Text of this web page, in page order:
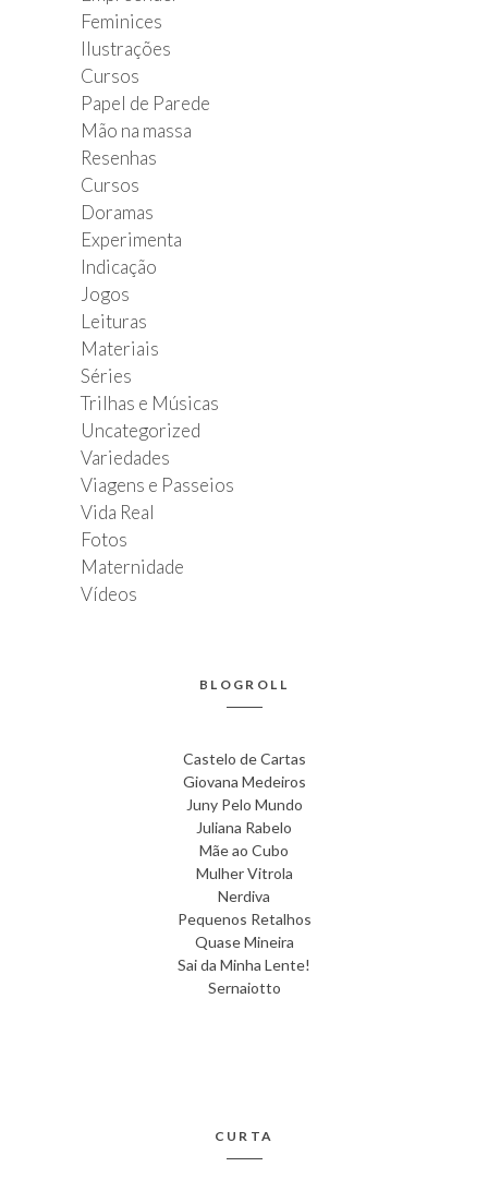
Feminices
Ilustrações
Cursos
Papel de Parede
Mão na massa
Resenhas
Cursos
Doramas
Experimenta
Indicação
Jogos
Leituras
Materiais
Séries
Trilhas e Músicas
Uncategorized
Variedades
Viagens e Passeios
Vida Real
Fotos
Maternidade
Vídeos
BLOGROLL
Castelo de Cartas
Giovana Medeiros
Juny Pelo Mundo
Juliana Rabelo
Mãe ao Cubo
Mulher Vitrola
Nerdiva
Pequenos Retalhos
Quase Mineira
Sai da Minha Lente!
Sernaiotto
CURTA